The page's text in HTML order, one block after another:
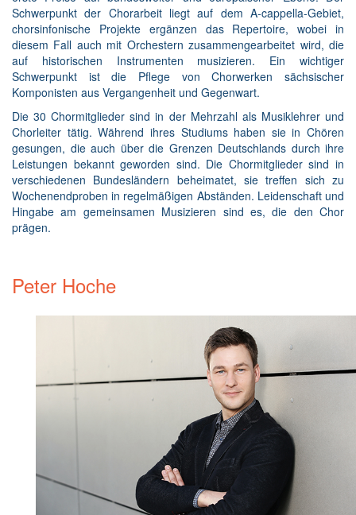
Schwerpunkt der Chorarbeit liegt auf dem A-cappella-Gebiet,
chorsinfonische Projekte ergänzen das Repertoire, wobei in
diesem Fall auch mit Orchestern zusammengearbeitet wird, die
auf historischen Instrumenten musizieren. Ein wichtiger
Schwerpunkt ist die Pflege von Chorwerken sächsischer
Komponisten aus Vergangenheit und Gegenwart.
Die 30 Chormitglieder sind in der Mehrzahl als Musiklehrer und
Chorleiter tätig. Während ihres Studiums haben sie in Chören
gesungen, die auch über die Grenzen Deutschlands durch ihre
Leistungen bekannt geworden sind. Die Chormitglieder sind in
verschiedenen Bundesländern beheimatet, sie treffen sich zu
Wochenendproben in regelmäßigen Abständen. Leidenschaft und
Hingabe am gemeinsamen Musizieren sind es, die den Chor
prägen.
Peter Hoche